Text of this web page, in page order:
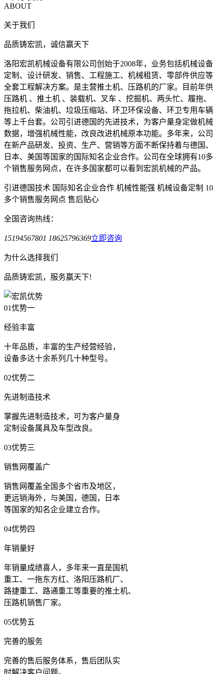
ABOUT
关于我们
品质铸宏凯，诚信赢天下
洛阳宏凯机械设备有限公司创始于2008年，业务包括机械设备
定制、设计研发、销售、工程施工、机械租赁、零部件供应等
全套工程解决方案。是主营推土机、压路机的厂家。目前年供
压路机 、推土机 、装载机、叉车 、挖掘机、两头忙、履拖、
拖拉机、柴油机、垃圾压缩站、环卫环保设备、环卫专用车辆
等上千台套。公司引进德国的先进技术，为客户量身定做机械
数据，增强机械性能，改良改进机械原本功能。多年来，公司
在新产品研发、投资、生产、营销等方面不断保持着与德国、
日本、美国等国家的国际知名企业合作。公司在全球拥有10多
个销售服务网点，在许多国家都可以看到宏凯机械的产品。
引进德国技术 国际知名企业合作 机械性能强 机械设备定制 10
多个销售服务网点 售后贴心
全国咨询热线：
15194567801 18625796369立即咨询
为什么选择我们
品质铸宏凯，服务赢天下!
01优势一
经验丰富
十年品质，丰富的生产经营经验，
设备多达十余系列几十种型号。
02优势二
先进制造技术
掌握先进制造技术，可为客户量身
定制设备属具及车型改良。
03优势三
销售网覆盖广
销售网覆盖全国多个省市及地区，
更远销海外，与美国，德国，日本
等国家的知名企业建立合作。
04优势四
年销量好
年销量成绩喜人，多年来一直是国机
重工、一拖东方红、洛阳压路机厂、
路捷重工、路通重工等重要的推土机、
压路机销售厂家。
05优势五
完善的服务
完善的售后服务体系，售后团队实
时解决客户问题。